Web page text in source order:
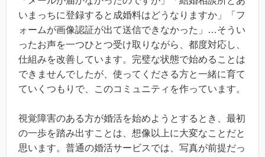
いまっちに登録すると成婚料はどうなりますか」「フ
ォームが画像認証が出て送信できなかった」…そうい
ったお声を一つひとつ受け取りながら、都度対応し、
仕組みを改善しています。完璧な状態で始めることは
できませんでしたが、使ってくださる方と一緒に育て
ていくつもりで、このコミュニティを作っています。
視覚障害のある方が婚活を始めようとするとき、最初
の一歩を踏み出すことは、想像以上に大変なことだと
思います。普通の婚活サービスでは、写真が前提だっ